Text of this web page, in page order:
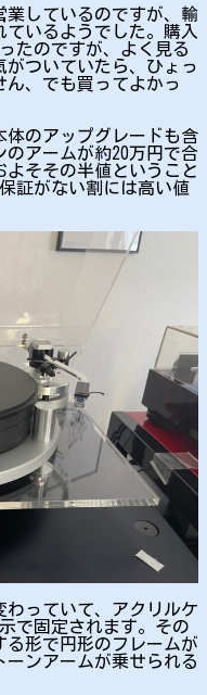
業しているのですが、輸
いるようでした。購入
たのですが、よく見る
がついていたら、ひょっ
ん、でも買ってよかっ
体のアップグレードも含
のアームが約20万円で合
よそその半値ということ
証がない割には高い値
わっていて、アクリルケ
で固定されます。その
る形で円形のフレームが
ンアームが乗せられる